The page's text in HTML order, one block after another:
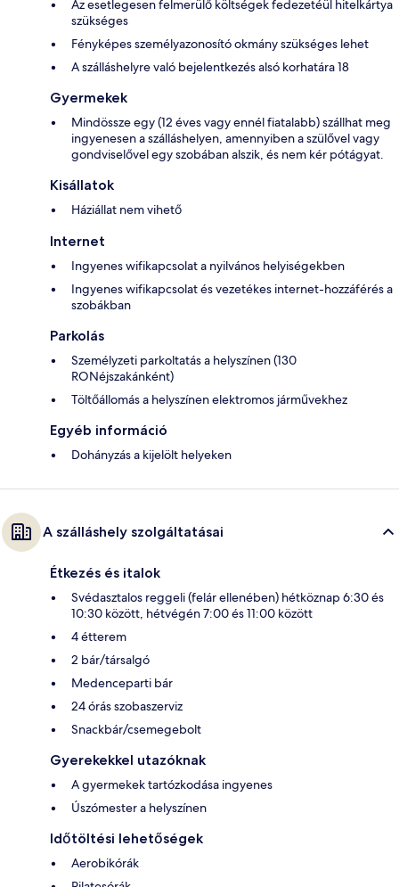
Az esetlegesen felmerülő költségek fedezetéül hitelkártya
szükséges
Fényképes személyazonosító okmány szükséges lehet
A szálláshelyre való bejelentkezés alsó korhatára 18
Gyermekek
Mindössze egy (12 éves vagy ennél fiatalabb) szállhat meg
ingyenesen a szálláshelyen, amennyiben a szülővel vagy
gondviselővel egy szobában alszik, és nem kér pótágyat.
Kisállatok
Háziállat nem vihető
Internet
Ingyenes wifikapcsolat a nyilvános helyiségekben
Ingyenes wifikapcsolat és vezetékes internet-hozzáférés a
szobákban
Parkolás
Személyzeti parkoltatás a helyszínen (130
RONéjszakánként)
Töltőállomás a helyszínen elektromos járművekhez
Egyéb információ
Dohányzás a kijelölt helyeken
A szálláshely szolgáltatásai
Étkezés és italok
Svédasztalos reggeli (felár ellenében) hétköznap 6:30 és
10:30 között, hétvégén 7:00 és 11:00 között
4 étterem
2 bár/társalgó
Medenceparti bár
24 órás szobaszerviz
Snackbár/csemegebolt
Gyerekekkel utazóknak
A gyermekek tartózkodása ingyenes
Úszómester a helyszínen
Időtöltési lehetőségek
Aerobikórák